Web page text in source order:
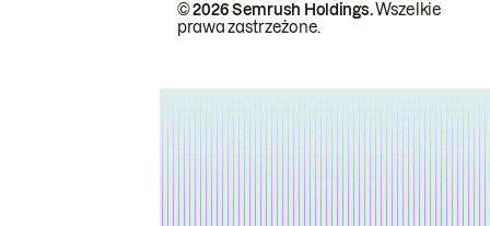
© 2026 Semrush Holdings.Wszelkie
prawa zastrzeżone.